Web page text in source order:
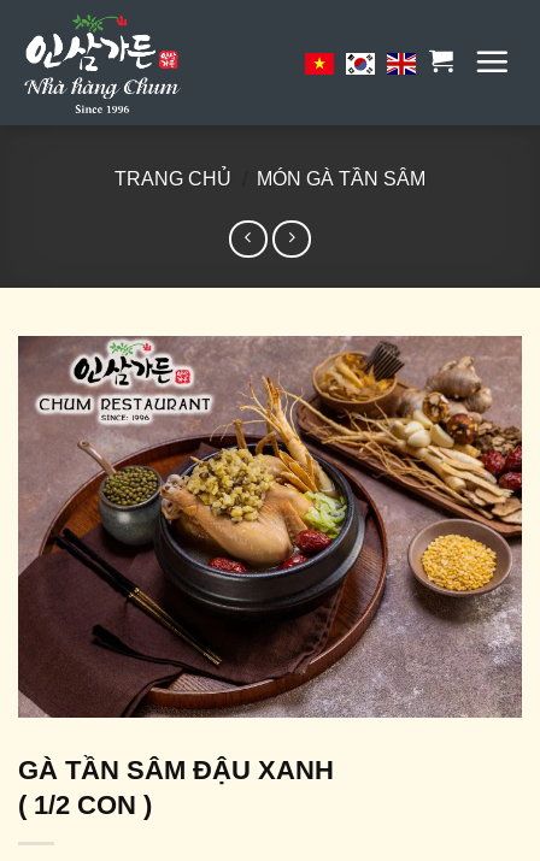
content
TRANG CHỦ MÓN GÀ TẦN SÂM
GÀ TẦN SÂM ĐẬU XANH
( 1/2 CON )